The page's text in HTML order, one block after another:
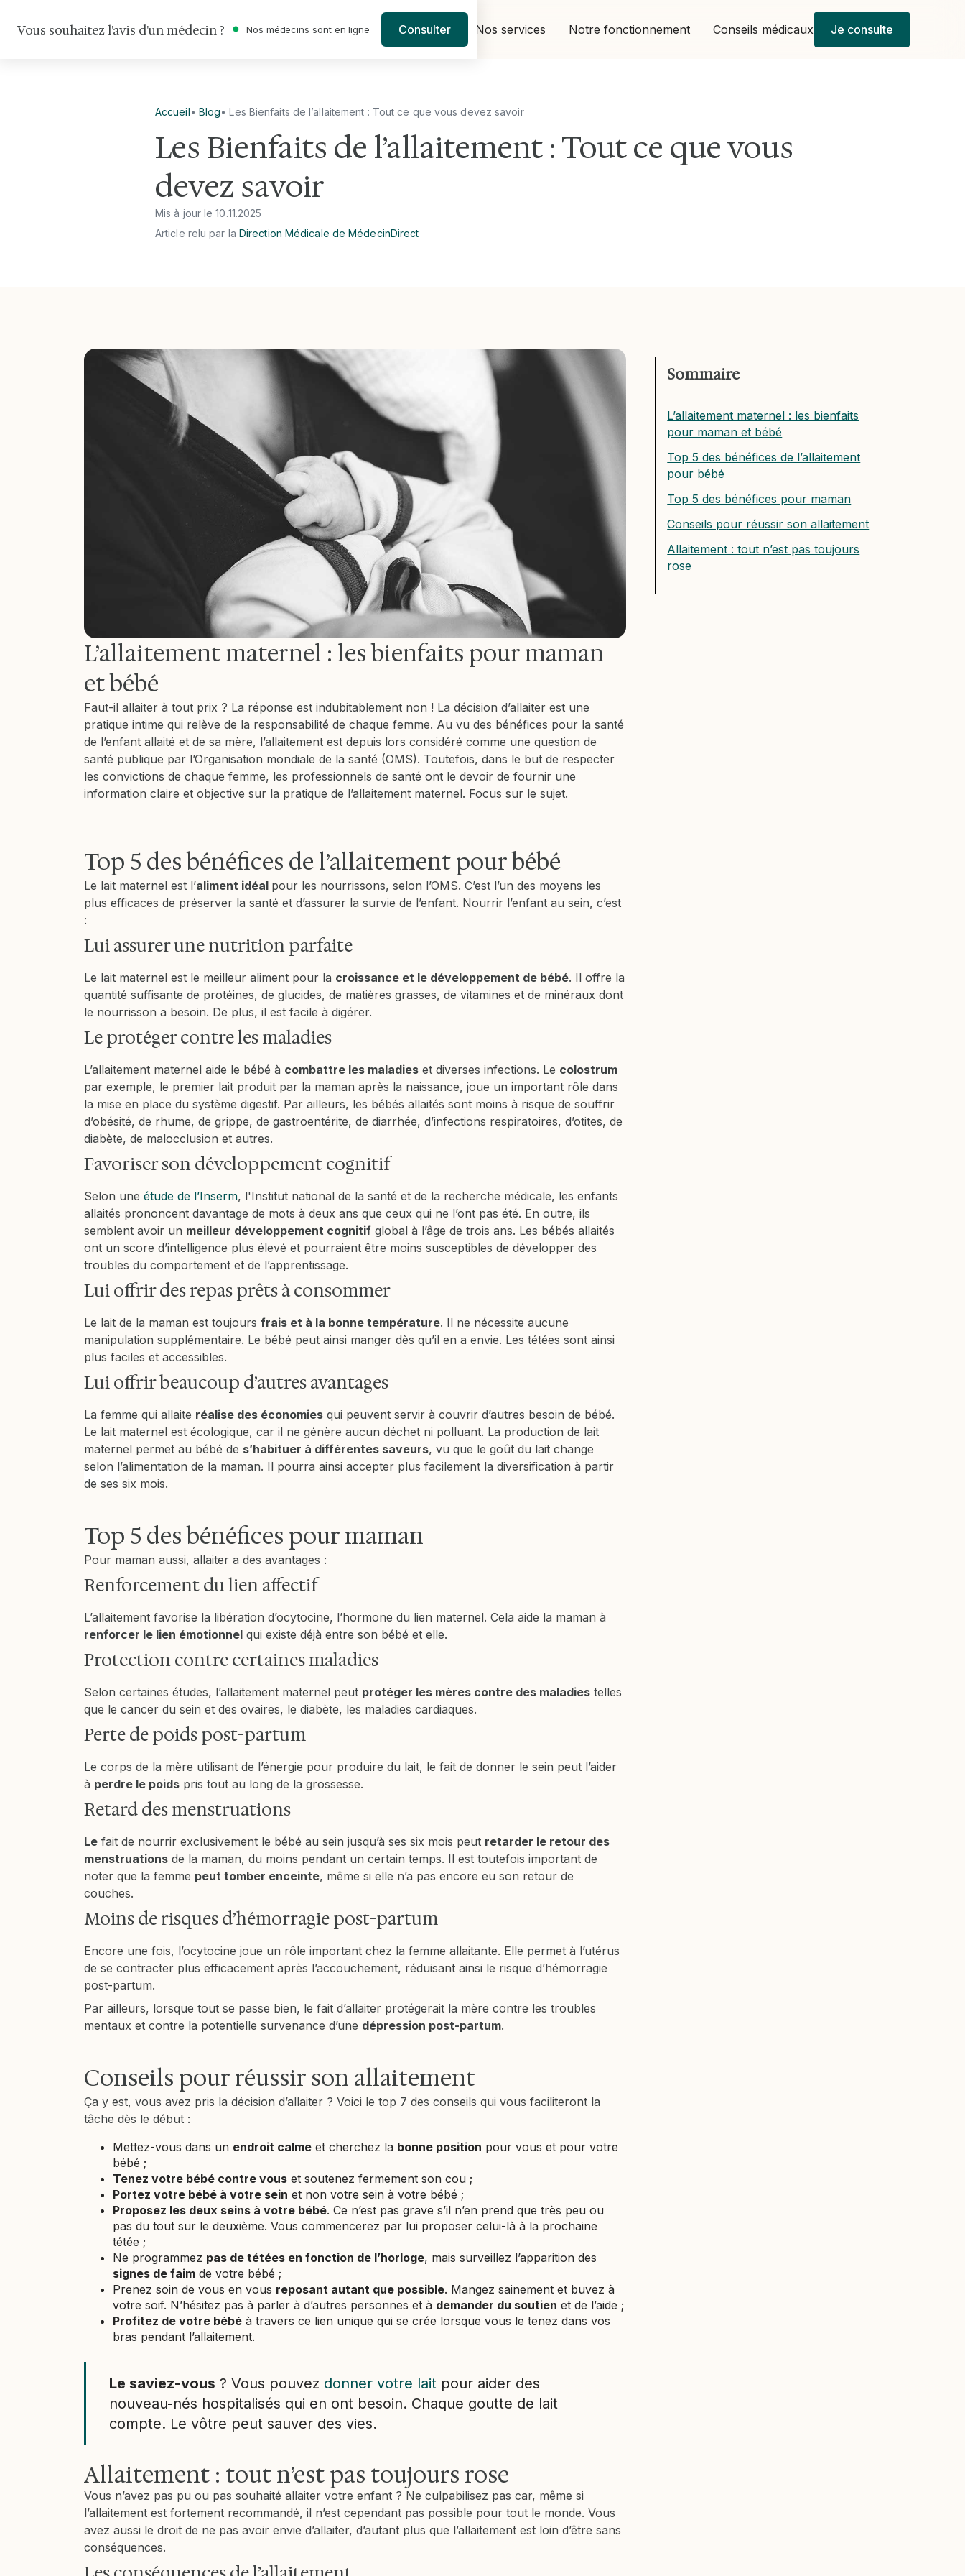
Vous souhaitez l'avis d'un médecin ? Nos médecins sont en ligne Consulter Nos services Notre fonctionnement Conseils médicaux Je consulte
Accueil• Blog•Les Bienfaits de l’allaitement : Tout ce que vous devez savoir
Les Bienfaits de l’allaitement : Tout ce que vous
devez savoir
Mis à jour le10.11.2025
Article relu par la Direction Médicale de MédecinDirect
L’allaitement maternel : les bienfaits pour maman
et bébé
Faut-il allaiter à tout prix ? La réponse est indubitablement non ! La décision d’allaiter est une
pratique intime qui relève de la responsabilité de chaque femme. Au vu des bénéfices pour la santé
de l’enfant allaité et de sa mère, l’allaitement est depuis lors considéré comme une question de
santé publique par l’Organisation mondiale de la santé (OMS). Toutefois, dans le but de respecter
les convictions de chaque femme, les professionnels de santé ont le devoir de fournir une
information claire et objective sur la pratique de l’allaitement maternel. Focus sur le sujet.
trigger
Top 5 des bénéfices de l’allaitement pour bébé
Le lait maternel est l’aliment idéal pour les nourrissons, selon l’OMS. C’est l’un des moyens les
plus efficaces de préserver la santé et d’assurer la survie de l’enfant. Nourrir l’enfant au sein, c’est
:
Lui assurer une nutrition parfaite
Le lait maternel est le meilleur aliment pour la croissance et le développement de bébé. Il offre la
quantité suffisante de protéines, de glucides, de matières grasses, de vitamines et de minéraux dont
le nourrisson a besoin. De plus, il est facile à digérer.
Le protéger contre les maladies
L’allaitement maternel aide le bébé à combattre les maladies et diverses infections. Le colostrum
par exemple, le premier lait produit par la maman après la naissance, joue un important rôle dans
la mise en place du système digestif. Par ailleurs, les bébés allaités sont moins à risque de souffrir
d’obésité, de rhume, de grippe, de gastroentérite, de diarrhée, d’infections respiratoires, d’otites, de
diabète, de malocclusion et autres.
Favoriser son développement cognitif
Selon une étude de l’Inserm, l'Institut national de la santé et de la recherche médicale, les enfants
allaités prononcent davantage de mots à deux ans que ceux qui ne l’ont pas été. En outre, ils
semblent avoir un meilleur développement cognitif global à l’âge de trois ans. Les bébés allaités
ont un score d’intelligence plus élevé et pourraient être moins susceptibles de développer des
troubles du comportement et de l’apprentissage.
Lui offrir des repas prêts à consommer
Le lait de la maman est toujours frais et à la bonne température. Il ne nécessite aucune
manipulation supplémentaire. Le bébé peut ainsi manger dès qu’il en a envie. Les tétées sont ainsi
plus faciles et accessibles.
Lui offrir beaucoup d’autres avantages
La femme qui allaite réalise des économies qui peuvent servir à couvrir d’autres besoin de bébé.
Le lait maternel est écologique, car il ne génère aucun déchet ni polluant. La production de lait
maternel permet au bébé de s’habituer à différentes saveurs, vu que le goût du lait change
selon l’alimentation de la maman. Il pourra ainsi accepter plus facilement la diversification à partir
de ses six mois.
Top 5 des bénéfices pour maman
Pour maman aussi, allaiter a des avantages :
Renforcement du lien affectif
L’allaitement favorise la libération d’ocytocine, l’hormone du lien maternel. Cela aide la maman à
renforcer le lien émotionnel qui existe déjà entre son bébé et elle.
Protection contre certaines maladies
Selon certaines études, l’allaitement maternel peut protéger les mères contre des maladies telles
que le cancer du sein et des ovaires, le diabète, les maladies cardiaques.
Perte de poids post-partum
Le corps de la mère utilisant de l’énergie pour produire du lait, le fait de donner le sein peut l’aider
à perdre le poids pris tout au long de la grossesse.
Retard des menstruations
Le fait de nourrir exclusivement le bébé au sein jusqu’à ses six mois peut retarder le retour des
menstruations de la maman, du moins pendant un certain temps. Il est toutefois important de
noter que la femme peut tomber enceinte, même si elle n’a pas encore eu son retour de
couches.
Moins de risques d’hémorragie post-partum
Encore une fois, l’ocytocine joue un rôle important chez la femme allaitante. Elle permet à l’utérus
de se contracter plus efficacement après l’accouchement, réduisant ainsi le risque d’hémorragie
post-partum.
Par ailleurs, lorsque tout se passe bien, le fait d’allaiter protégerait la mère contre les troubles
mentaux et contre la potentielle survenance d’une dépression post-partum.
Conseils pour réussir son allaitement
Ça y est, vous avez pris la décision d’allaiter ? Voici le top 7 des conseils qui vous faciliteront la
tâche dès le début :
Mettez-vous dans un endroit calme et cherchez la bonne position pour vous et pour votre
bébé ;
Tenez votre bébé contre vous et soutenez fermement son cou ;
Portez votre bébé à votre sein et non votre sein à votre bébé ;
Proposez les deux seins à votre bébé. Ce n’est pas grave s’il n’en prend que très peu ou
pas du tout sur le deuxième. Vous commencerez par lui proposer celui-là à la prochaine
tétée ;
Ne programmez pas de tétées en fonction de l’horloge, mais surveillez l’apparition des
signes de faim de votre bébé ;
Prenez soin de vous en vous reposant autant que possible. Mangez sainement et buvez à
votre soif. N’hésitez pas à parler à d’autres personnes et à demander du soutien et de l’aide ;
Profitez de votre bébé à travers ce lien unique qui se crée lorsque vous le tenez dans vos
bras pendant l’allaitement.
Le saviez-vous ? Vous pouvez donner votre lait pour aider des
nouveau-nés hospitalisés qui en ont besoin. Chaque goutte de lait
compte. Le vôtre peut sauver des vies.
Allaitement : tout n’est pas toujours rose
Vous n’avez pas pu ou pas souhaité allaiter votre enfant ? Ne culpabilisez pas car, même si
l’allaitement est fortement recommandé, il n’est cependant pas possible pour tout le monde. Vous
avez aussi le droit de ne pas avoir envie d’allaiter, d’autant plus que l’allaitement est loin d’être sans
conséquences.
Sommaire
L’allaitement maternel : les bienfaits
pour maman et bébé
Top 5 des bénéfices de l’allaitement
pour bébé
Top 5 des bénéfices pour maman
Conseils pour réussir son allaitement
Allaitement : tout n’est pas toujours
rose